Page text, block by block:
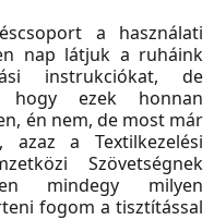
a használati
nap látjuk a ruháink
instrukciókat, de
hogy ezek honnan
én nem, de most már
azaz a Textilkezelési
Szövetségnek
mindegy milyen
fogom a tisztítással